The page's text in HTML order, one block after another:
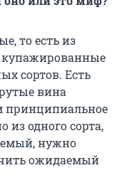
то есть из
купажированные
сортов. Есть
вина
принципиальное
из одного сорта,
нужно
ожидаемый